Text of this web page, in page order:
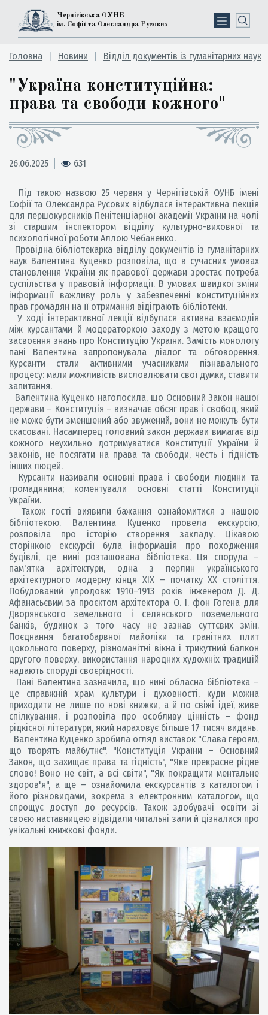
Чернігівська ОУНБ
ім. Софії та Олександра Русових
Головна Новини Відділ документів із гуманітарних наук
"Україна конституційна:
права та свободи кожного"
26.06.2025 631
Під такою назвою 25 червня у Чернігівській ОУНБ імені
Софії та Олександра Русових відбулася інтерактивна лекція
для першокурсників Пенітенціарної академії України на чолі
зі старшим інспектором відділу культурно-виховної та
психологічної роботи Аллою Чебаненко.
Провідна бібліотекарка відділу документів із гуманітарних
наук Валентина Куценко розповіла, що в сучасних умовах
становлення України як правової держави зростає потреба
суспільства у правовій інформації. В умовах швидкої зміни
інформації важливу роль у забезпеченні конституційних
прав громадян на її отримання відіграють бібліотеки.
У ході інтерактивної лекції відбулася активна взаємодія
між курсантами й модераторкою заходу з метою кращого
засвоєння знань про Конституцію України. Замість монологу
пані Валентина запропонувала діалог та обговорення.
Курсанти стали активними учасниками пізнавального
процесу: мали можливість висловлювати свої думки, ставити
запитання.
Валентина Куценко наголосила, що Основний Закон нашої
держави – Конституція – визначає обсяг прав і свобод, який
не може бути зменшений або звужений, вони не можуть бути
скасовані. Насамперед головний закон держави вимагає від
кожного неухильно дотримуватися Конституції України й
законів, не посягати на права та свободи, честь і гідність
інших людей.
Курсанти називали основні права і свободи людини та
громадянина; коментували основні статті Конституції
України.
Також гості виявили бажання ознайомитися з нашою
бібліотекою. Валентина Куценко провела екскурсію,
розповіла про історію створення закладу. Цікавою
сторінкою екскурсії була інформація про походження
будівлі, де нині розташована бібліотека. Ця споруда –
пам'ятка архітектури, одна з перлин українського
архітектурного модерну кінця ХІХ – початку ХХ століття.
Побудований упродовж 1910–1913 років інженером Д. Д.
Афанасьєвим за проєктом архітектора О. І. фон Гогена для
Дворянського земельного і селянського поземельного
банків, будинок з того часу не зазнав суттєвих змін.
Поєднання багатобарвної майоліки та гранітних плит
цокольного поверху, різноманітні вікна і трикутний балкон
другого поверху, використання народних художніх традицій
надають споруді своєрідності.
Пані Валентина зазначила, що нині обласна бібліотека –
це справжній храм культури і духовності, куди можна
приходити не лише по нові книжки, а й по свіжі ідеї, живе
спілкування, і розповіла про особливу цінність – фонд
рідкісної літератури, який нараховує більше 17 тисяч видань.
Валентина Куценко зробила огляд виставок "Слава героям,
що творять майбутнє", "Конституція України – Основний
Закон, що захищає права та гідність", "Яке прекрасне рідне
слово! Воно не світ, а всі світи", "Як покращити ментальне
здоров'я", а ще – ознайомила екскурсантів з каталогом і
його різновидами, зокрема з електронним каталогом, що
спрощує доступ до ресурсів. Також здобувачі освіти зі
своєю наставницею відвідали читальні зали й дізналися про
унікальні книжкові фонди.